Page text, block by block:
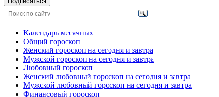
Календарь месячных
Общий гороскоп
Женский гороскоп на сегодня и завтра
Мужской гороскоп на сегодня и завтра
Любовный гороскоп
Женский любовный гороскоп на сегодня и завтра
Мужской любовный гороскоп на сегодня и завтра
Финансовый гороскоп